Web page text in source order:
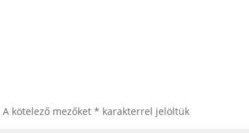
A kötelező mezőket* karakterrel jelöltük